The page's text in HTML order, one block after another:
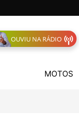
OUVIU NA RÁDIO
MOTOS